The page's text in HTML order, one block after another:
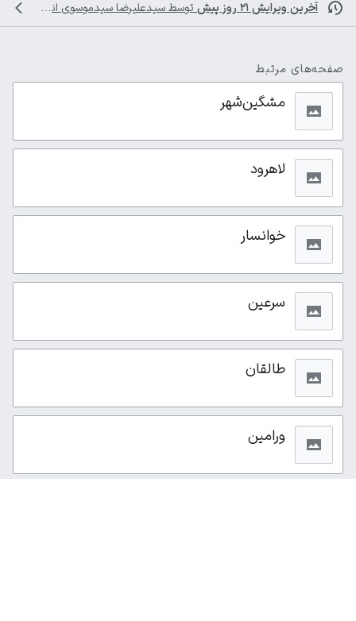
آخرین ویرایش ۲۱ روز پیش توسط سیدعلیرضا سیدموسوی انجام شده است
صفحه‌های مرتبط
مشگین‌شهر
لاهرود
خوانسار
سرعین
طالقان
ورامین